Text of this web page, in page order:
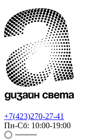
+7(423)270-27-41
Пн-Сб: 10:00-19:00